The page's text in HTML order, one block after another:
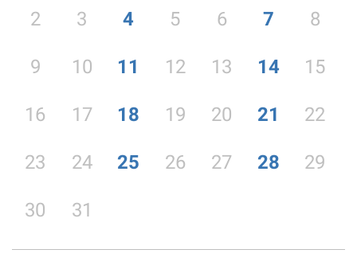
2 3 4 5 6 7 8
9 10 11 12 13 14 15
16 17 18 19 20 21 22
23 24 25 26 27 28 29
30 31